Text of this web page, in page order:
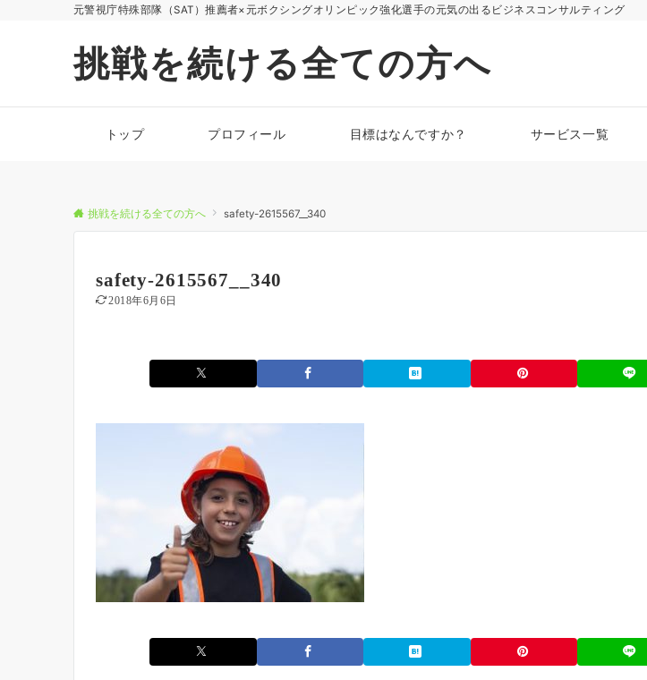
元警視庁特殊部隊（SAT）推薦者×元ボクシングオリンピック強化選手の元気の出るビジネスコンサルティング
挑戦を続ける全ての方へ
トップ プロフィール 目標はなんですか？ サービス一覧
挑戦を続ける全ての方へ safety-2615567__340
safety-2615567__340
2018年6月6日